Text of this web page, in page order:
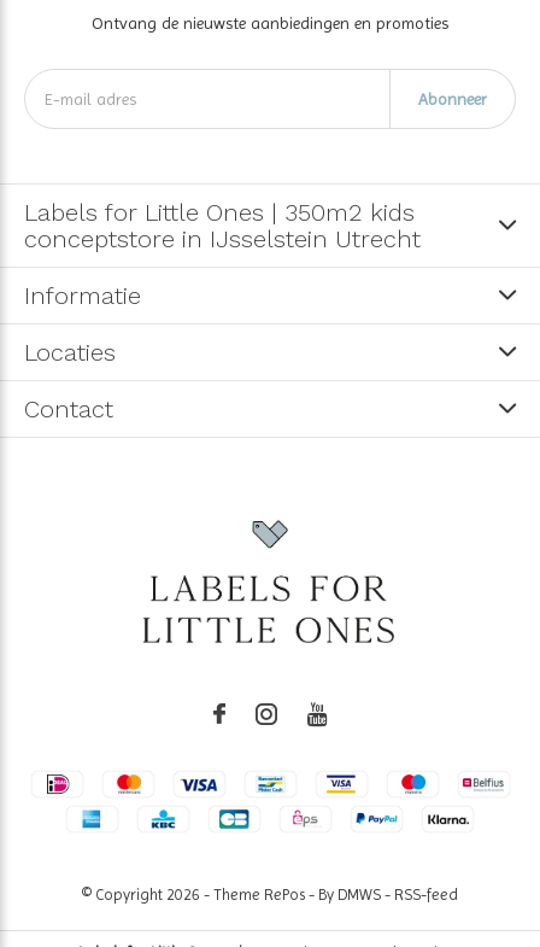
Ontvang de nieuwste aanbiedingen en promoties
Abonneer
Labels for Little Ones | 350m2 kids
conceptstore in IJsselstein Utrecht
Informatie
Locaties
Contact
© Copyright 2026 - Theme RePos - By DMWS - RSS-feed